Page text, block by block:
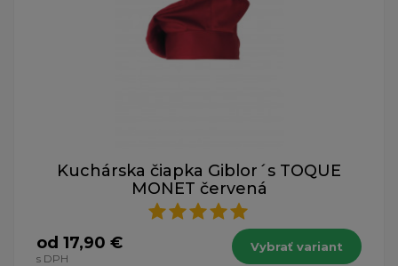
Kuchárska čiapka Giblor´s TOQUE
MONET červená
od 17,90 €
s DPH
Vybrať variant